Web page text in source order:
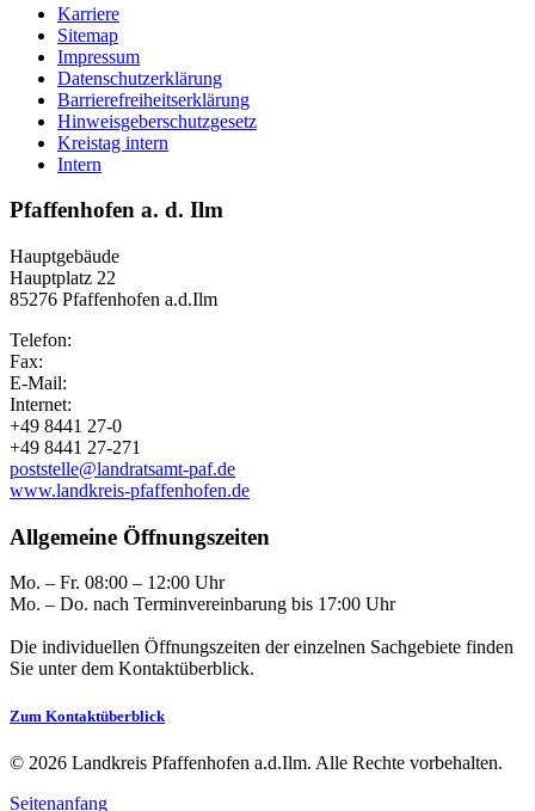
Karriere
Sitemap
Impressum
Datenschutzerklärung
Barrierefreiheitserklärung
Hinweisgeberschutzgesetz
Kreistag intern
Intern
Pfaffenhofen a. d. Ilm
Hauptgebäude
Hauptplatz 22
85276 Pfaffenhofen a.d.Ilm
Telefon:
Fax:
E-Mail:
Internet:
+49 8441 27-0
+49 8441 27-271
poststelle@landratsamt-paf.de
www.landkreis-pfaffenhofen.de
Allgemeine Öffnungszeiten
Mo. – Fr. 08:00 – 12:00 Uhr
Mo. – Do. nach Terminvereinbarung bis 17:00 Uhr
Die individuellen Öffnungszeiten der einzelnen Sachgebiete finden
Sie unter dem Kontaktüberblick.
Zum Kontaktüberblick
© 2026 Landkreis Pfaffenhofen a.d.Ilm. Alle Rechte vorbehalten.
Seitenanfang